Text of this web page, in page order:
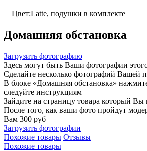
Цвет:Latte, подушки в комплекте
Домашняя обстановка
Загрузить фотографию
Здесь могут быть Ваши фотографии
Сделайте несколько фотографий Вашей
В блоке «Домашняя обстановка»
следуйте инструкциям
Зайдите на страницу товара который Вы
После того, как ваши фото пройдут
Вам 300 руб
Загрузить фотографии
Похожие товары Отзывы
Похожие товары